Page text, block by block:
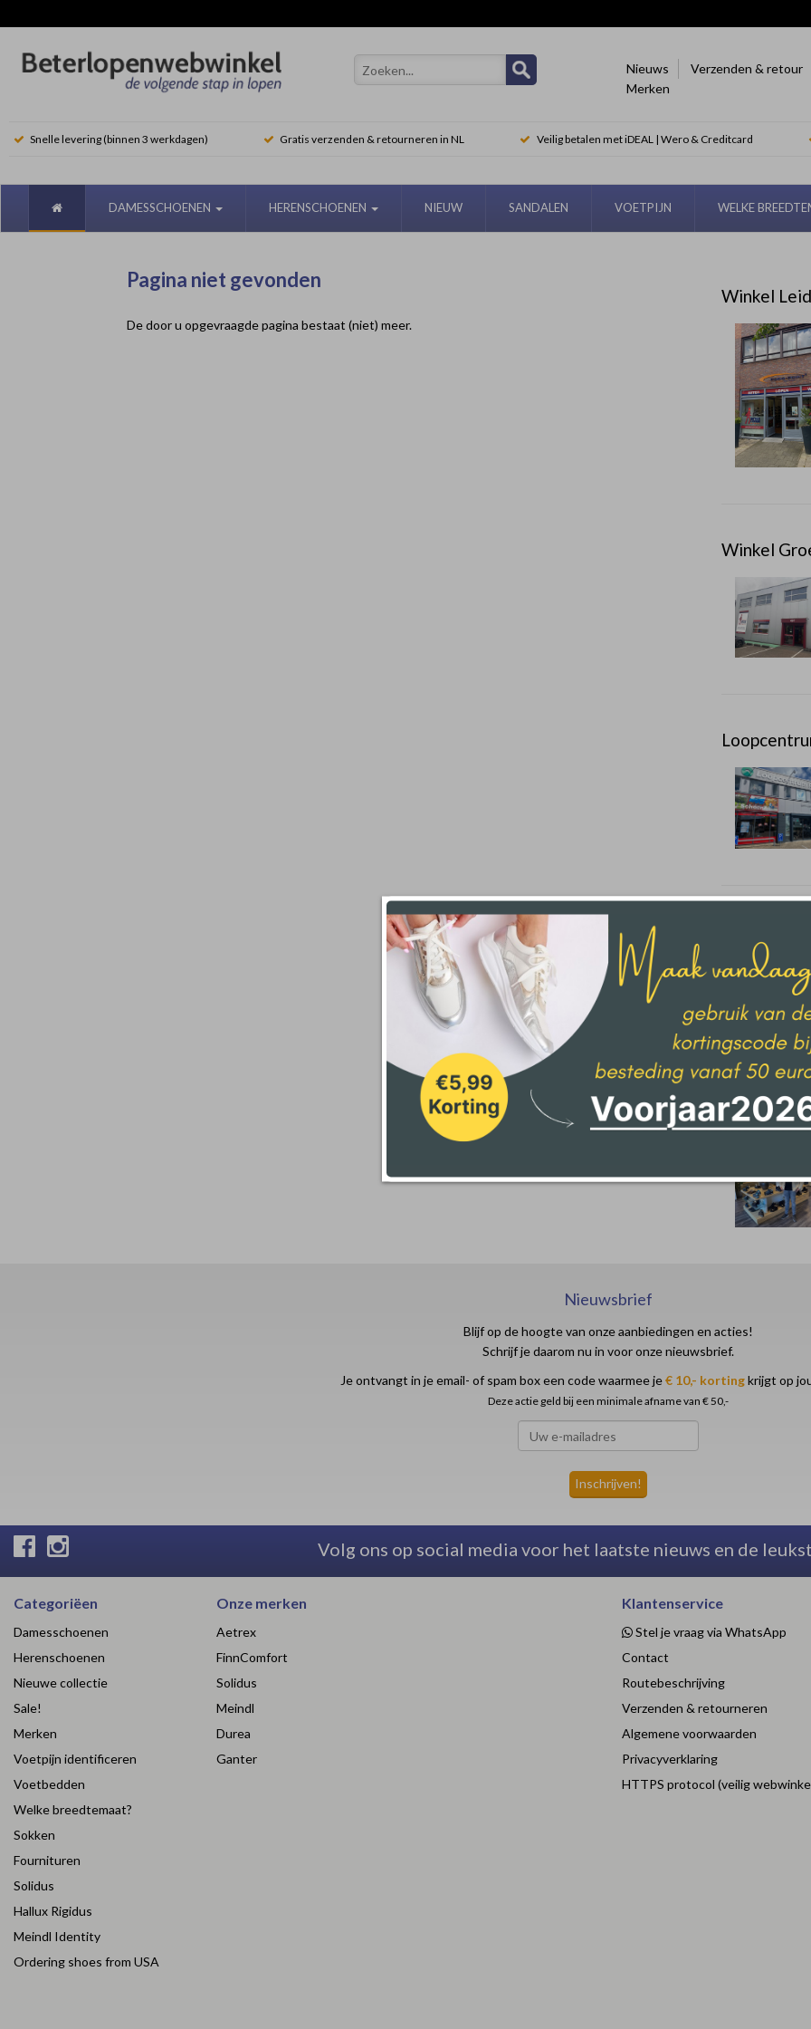
Nieuws
Verzenden & retour
Merken
Snelle levering (binnen 3 werkdagen) Gratis verzenden & retourneren in NL Veilig betalen met iDEAL | Wero & Creditcard
DAMESSCHOENEN HERENSCHOENEN NIEUW SANDALEN VOETPIJN WELKE
Pagina niet gevonden
De door u opgevraagde pagina bestaat (niet) meer.
Winkel
Winkel
Delden
Nieuwsbrief
Blijf op de hoogte van onze aanbiedingen en acties!
Schrijf je daarom nu in voor onze nieuwsbrief.
Je ontvangt in je email- of spam box een code waarmee je€ 10,- kortingkrijgt op
Deze actie geld bij een minimale afname van € 50,-
Volg ons op social media voor het laatste nieuws en de
Categoriëen
Damesschoenen
Herenschoenen
Nieuwe collectie
Sale!
Merken
Voetpijn identificeren
Voetbedden
Welke breedtemaat?
Sokken
Fournituren
Solidus
Hallux Rigidus
Meindl Identity
Ordering shoes from USA
Onze merken
Aetrex
FinnComfort
Solidus
Meindl
Durea
Ganter
Klantenservice
Stel je vraag via WhatsApp
Contact
Routebeschrijving
Verzenden & retourneren
Algemene voorwaarden
Privacyverklaring
HTTPS protocol (veilig